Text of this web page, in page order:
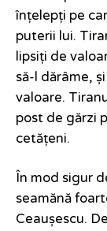
înțelepți pe
puterii lui.
lipsiți de
să-l dărâme,
valoare.
post de gărzi
cetățeni.
În mod sigur
seamănă
Ceaușescu.